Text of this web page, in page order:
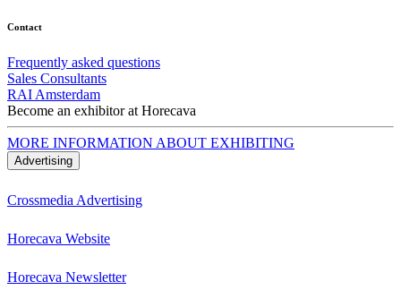
Contact
Frequently asked questions
Sales Consultants
RAI Amsterdam
Become an exhibitor at Horecava
MORE INFORMATION ABOUT EXHIBITING
Advertising
Crossmedia Advertising
Horecava Website
Horecava Newsletter